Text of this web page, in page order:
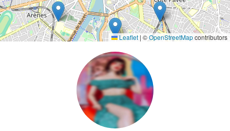
Leaflet | ©OpenStreetMapcontributors